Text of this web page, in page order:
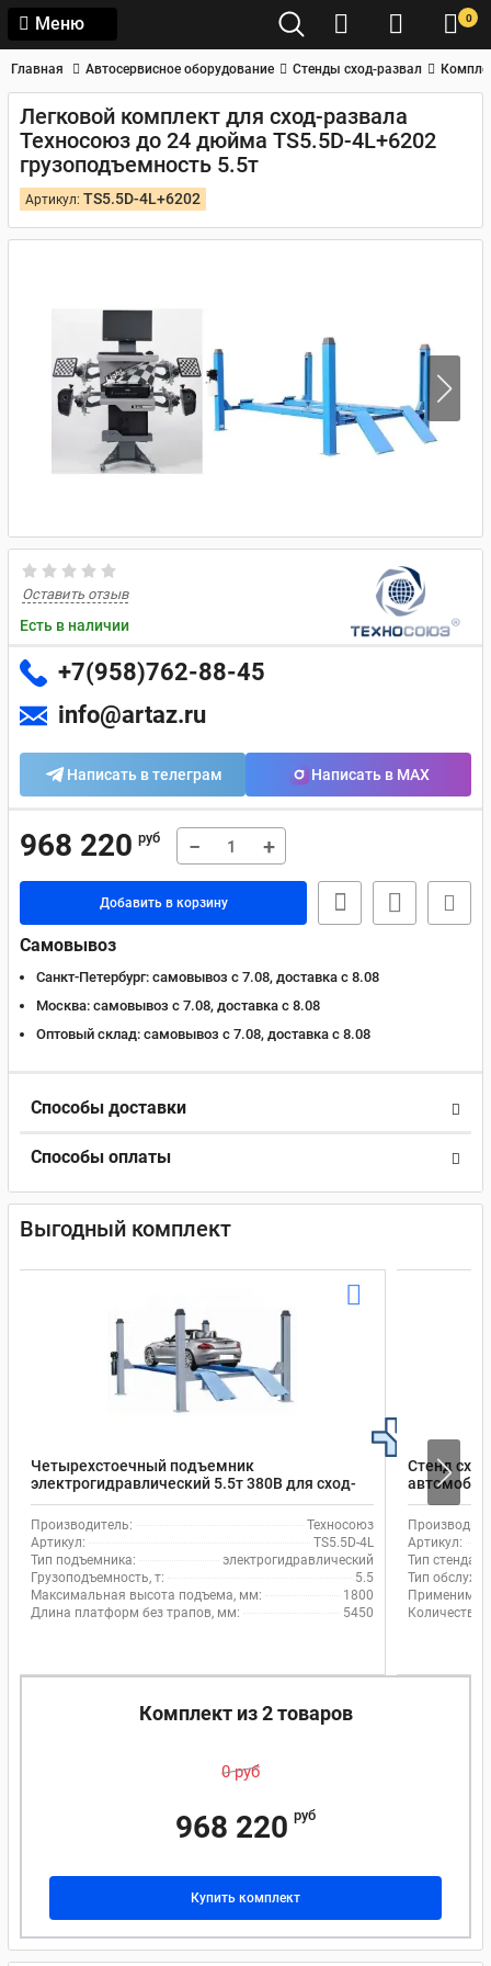
Меню 0
Главная Автосервисное оборудование Стенды сход-развал
Легковой комплект для сход-развала
Техносоюз до 24 дюйма TS5.5D-4L+6202
грузоподъемность 5.5т
Артикул: TS5.5D-4L+6202
Оставить отзыв
Есть в наличии
+7(958)762-88-45
info@artaz.ru
Написать в телеграм Написать в MAX
968 220 руб − +
Добавить в корзину
Самовывоз
Санкт-Петербург: самовывоз с 7.08, доставка c 8.08
Москва: самовывоз с 7.08, доставка c 8.08
Оптовый склад: самовывоз с 7.08, доставка c 8.08
Способы доставки
Способы оплаты
Выгодный комплект
Четырехстоечный подъемник
электрогидравлический 5.5т 380В для сход-
развала EQFS TS5.5D4-L
Производитель:
Техносоюз
Артикул:
TS5.5D-4L
Тип подъемника:
электрогидравлический
Грузоподъемность, т:
5.5
Максимальная высота подъема, мм:
1800
Длина платформ без трапов, мм:
5450
Стенд
Артикул:
Тип стенда
Тип
Количество
Комплект из 2 товаров
0 руб
968 220 руб
Купить комплект